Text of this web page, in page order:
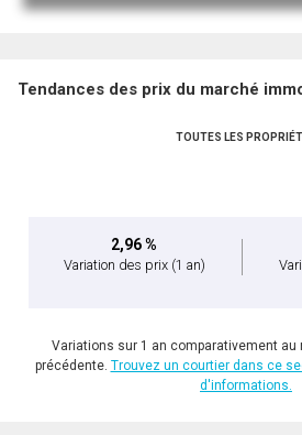
Tendances des prix du marché
TOUTES LES
2,96 %
Variation des prix (1 an)
Variations sur 1 an comparativement
précédente. Trouvez un courtier dans ce
d'informations.